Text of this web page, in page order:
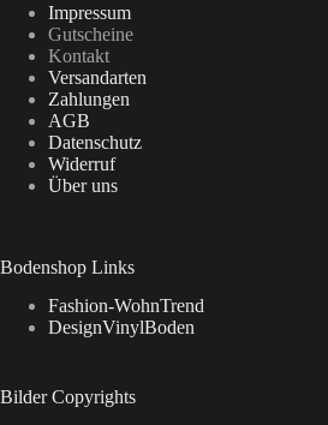
Impressum
Gutscheine
Kontakt
Versandarten
Zahlungen
AGB
Datenschutz
Widerruf
Über uns
Bodenshop Links
Fashion-WohnTrend
DesignVinylBoden
Bilder Copyrights